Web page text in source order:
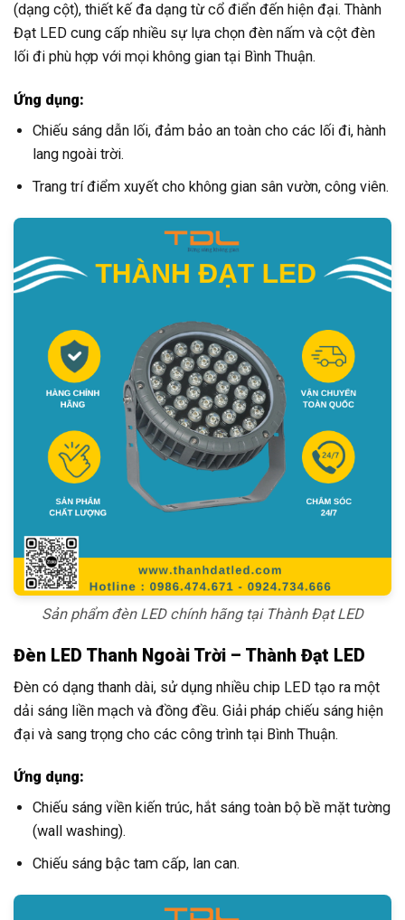
(dạng cột), thiết kế đa dạng từ cổ điển đến hiện đại. Thành
Đạt LED cung cấp nhiều sự lựa chọn đèn nấm và cột đèn
lối đi phù hợp với mọi không gian tại Bình Thuận.
Ứng dụng:
Chiếu sáng dẫn lối, đảm bảo an toàn cho các lối đi, hành
lang ngoài trời.
Trang trí điểm xuyết cho không gian sân vườn, công viên.
Sản phẩm đèn LED chính hãng tại Thành Đạt LED
Đèn LED Thanh Ngoài Trời – Thành Đạt LED
Đèn có dạng thanh dài, sử dụng nhiều chip LED tạo ra một
dải sáng liền mạch và đồng đều. Giải pháp chiếu sáng hiện
đại và sang trọng cho các công trình tại Bình Thuận.
Ứng dụng:
Chiếu sáng viền kiến trúc, hắt sáng toàn bộ bề mặt tường
(wall washing).
Chiếu sáng bậc tam cấp, lan can.